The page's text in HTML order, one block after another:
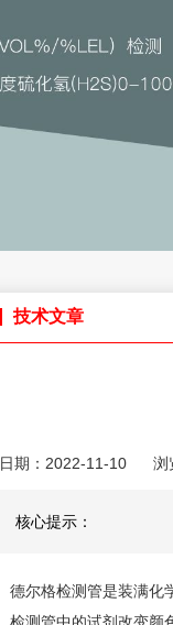
技术文章
日期：2022-11-10 浏
核心提示：
德尔格检测管是装满化